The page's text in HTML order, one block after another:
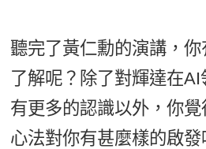
聽完了黃仁勳的演講，
了解呢？除了對輝達在
有更多的認識以外，你
心法對你有甚麼樣的啟